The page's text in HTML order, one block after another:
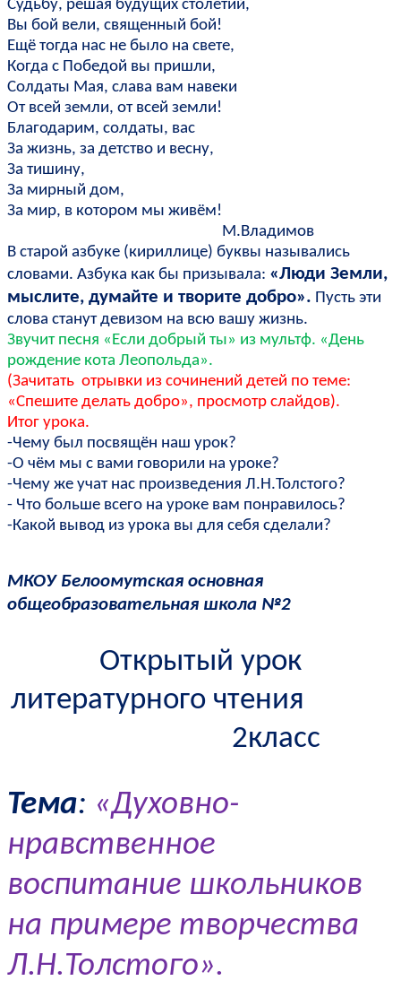
Судьбу, решая будущих столетий,
Вы бой вели, священный бой!
Ещё тогда нас не было на свете,
Когда с Победой вы пришли,
Солдаты Мая, слава вам навеки
От всей земли, от всей земли!
Благодарим, солдаты, вас
За жизнь, за детство и весну,
За тишину,
За мирный дом,
За мир, в котором мы живём!
М.Владимов
В старой азбуке (кириллице) буквы назывались
словами. Азбука как бы призывала: «Люди Земли,
мыслите, думайте и творите добро». Пусть эти
слова станут девизом на всю вашу жизнь.
Звучит песня «Если добрый ты» из мультф. «День
рождение кота Леопольда».
(Зачитать отрывки из сочинений детей по теме:
«Спешите делать добро», просмотр слайдов).
Итог урока.
-Чему был посвящён наш урок?
-О чём мы с вами говорили на уроке?
-Чему же учат нас произведения Л.Н.Толстого?
- Что больше всего на уроке вам понравилось?
-Какой вывод из урока вы для себя сделали?
МКОУ Белоомутская основная
общеобразовательная школа №2
Открытый урок
литературного чтения
2класс
Тема: «Духовно-
нравственное
воспитание школьников
на примере творчества
Л.Н.Толстого».